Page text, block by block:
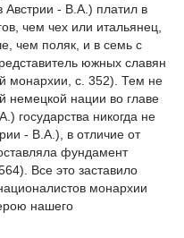
Австрии - В.А.) платил в
чем чех или итальянец,
чем поляк, и в семь с
южных славян
монархии, с. 352). Тем не
немецкой нации во главе
государства никогда не
- В.А.), в отличие от
фундамент
Все это заставило
монархии
нашего